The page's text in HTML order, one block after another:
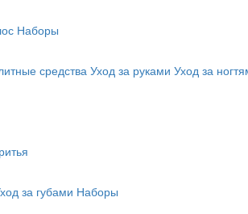
Наборы
средства Уход за руками Уход за
за губами Наборы